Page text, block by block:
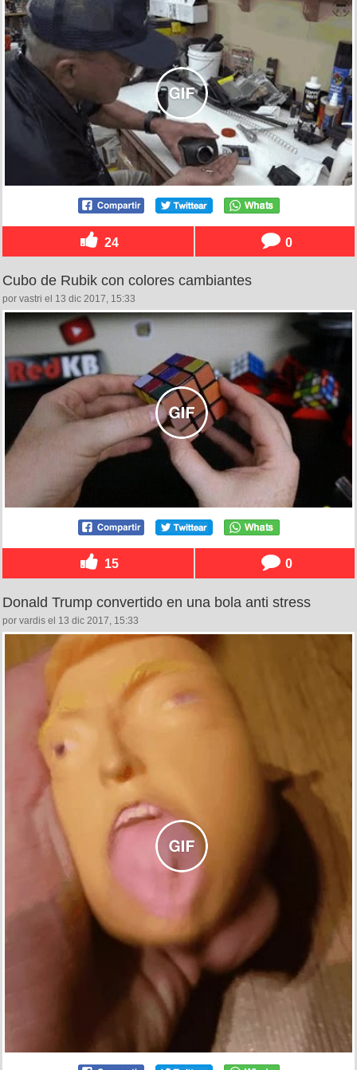
24 0
Cubo de Rubik con colores cambiantes
por vastri el 13 dic 2017, 15:33
15 0
Donald Trump convertido en una bola anti stress
por vardis el 13 dic 2017, 15:33